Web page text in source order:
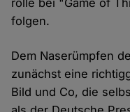
rolle bei "Game of
folgen.
Dem Naserümpfen
zunächst eine
Bild und Co, die